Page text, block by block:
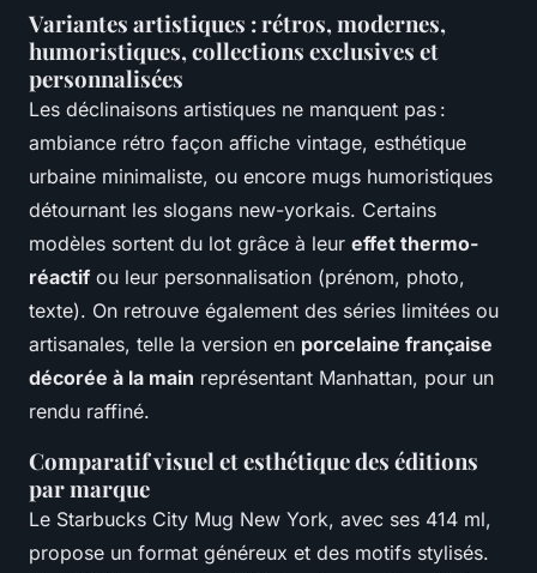
Variantes artistiques : rétros, modernes,
humoristiques, collections exclusives et
personnalisées
Les déclinaisons artistiques ne manquent pas :
ambiance rétro façon affiche vintage, esthétique
urbaine minimaliste, ou encore mugs humoristiques
détournant les slogans new-yorkais. Certains
modèles sortent du lot grâce à leur effet thermo-
réactif ou leur personnalisation (prénom, photo,
texte). On retrouve également des séries limitées ou
artisanales, telle la version en porcelaine française
décorée à la main représentant Manhattan, pour un
rendu raffiné.
Comparatif visuel et esthétique des éditions
par marque
Le Starbucks City Mug New York, avec ses 414 ml,
propose un format généreux et des motifs stylisés.